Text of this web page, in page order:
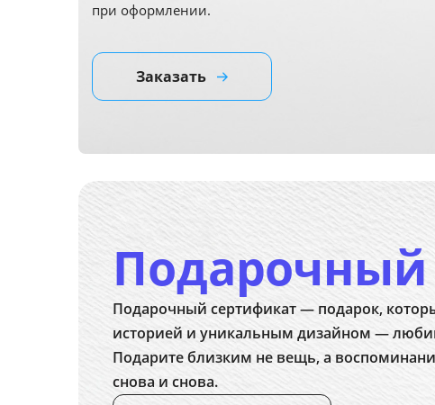
при оформлении.
Заказать
Подарочный сертификат — подарок,
историей и уникальным дизайном —
Подарите близким не вещь, а
снова и снова.